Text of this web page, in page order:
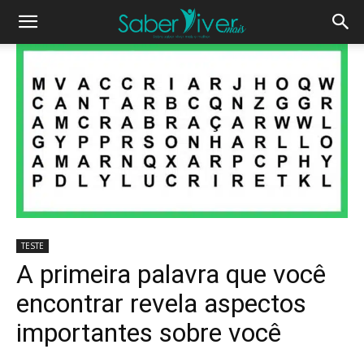
TESTE
A primeira palavra que você
encontrar revela aspectos
importantes sobre você